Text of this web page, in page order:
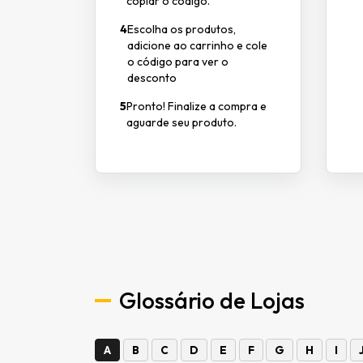
4Escolha os produtos,
adicione ao carrinho e cole
o código para ver o
desconto
5Pronto! Finalize a compra e
aguarde seu produto.
Glossário de Lojas
A B C D E F G H I J